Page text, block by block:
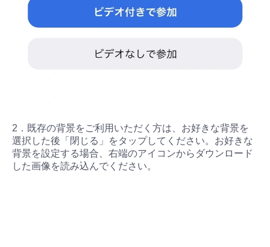
2．既存の背景をご利用いただく方は、お好きな背景を
選択した後「閉じる」をタップしてください。お好きな
背景を設定する場合、右端のアイコンからダウンロード
した画像を読み込んでください。